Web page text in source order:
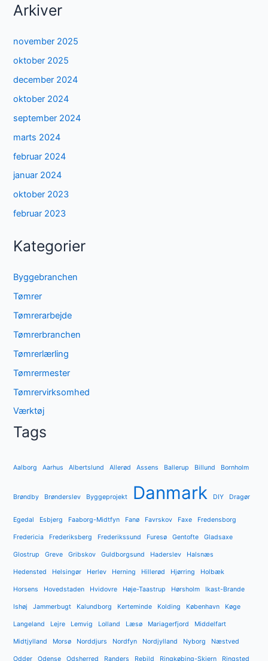
Arkiver
november 2025
oktober 2025
december 2024
oktober 2024
september 2024
marts 2024
februar 2024
januar 2024
oktober 2023
februar 2023
Kategorier
Byggebranchen
Tømrer
Tømrerarbejde
Tømrerbranchen
Tømrerlærling
Tømrermester
Tømrervirksomhed
Værktøj
Tags
Aalborg Aarhus Albertslund Allerød Assens Ballerup Billund Bornholm
Brøndby Brønderslev Byggeprojekt Danmark DIY Dragør
Egedal Esbjerg Faaborg-Midtfyn Fanø Favrskov Faxe Fredensborg
Fredericia Frederiksberg Frederikssund Furesø Gentofte Gladsaxe
Glostrup Greve Gribskov Guldborgsund Haderslev Halsnæs
Hedensted Helsingør Herlev Herning Hillerød Hjørring Holbæk
Horsens Hovedstaden Hvidovre Høje-Taastrup Hørsholm Ikast-Brande
Ishøj Jammerbugt Kalundborg Kerteminde Kolding København Køge
Langeland Lejre Lemvig Lolland Læsø Mariagerfjord Middelfart
Midtjylland Morsø Norddjurs Nordfyn Nordjylland Nyborg Næstved
Odder Odense Odsherred Randers Rebild Ringkøbing-Skjern Ringsted